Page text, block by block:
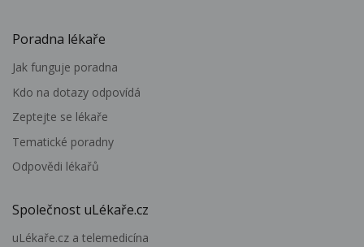
Poradna lékaře
Jak funguje poradna
Kdo na dotazy odpovídá
Zeptejte se lékaře
Tematické poradny
Odpovědi lékařů
Společnost uLékaře.cz
uLékaře.cz a telemedicína